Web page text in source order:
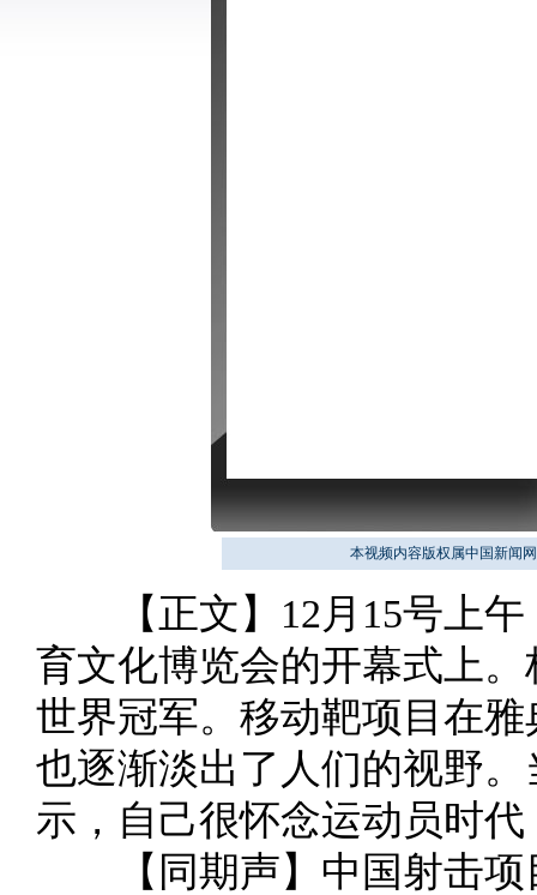
本视频内容版权属中国新闻
【正文】12月15号上午
育文化博览会的开幕式上
世界冠军。移动靶项目在
也逐渐淡出了人们的视野
示，自己很怀念运动员时
【同期声】中国射击项